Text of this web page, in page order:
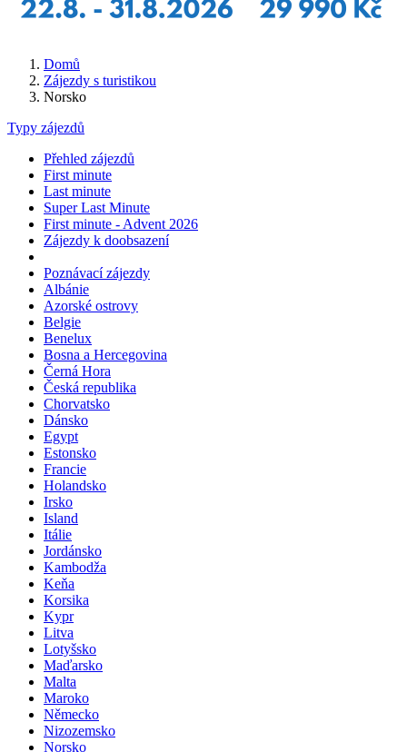
Domů
Zájezdy s turistikou
Norsko
Typy zájezdů
Přehled zájezdů
First minute
Last minute
Super Last Minute
First minute - Advent 2026
Zájezdy k doobsazení
Poznávací zájezdy
Albánie
Azorské ostrovy
Belgie
Benelux
Bosna a Hercegovina
Černá Hora
Česká republika
Chorvatsko
Dánsko
Egypt
Estonsko
Francie
Holandsko
Irsko
Island
Itálie
Jordánsko
Kambodža
Keňa
Korsika
Kypr
Litva
Lotyšsko
Maďarsko
Malta
Maroko
Německo
Nizozemsko
Norsko